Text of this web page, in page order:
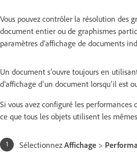
Vous pouvez contrôler la résolution des
document entier ou de graphismes
paramètres d’affichage de documents
Un document s’ouvre toujours en
d’affichage d’un document lorsqu’il est
Si vous avez configuré les
ce que tous les objets utilisent les
SélectionnezAffichage >